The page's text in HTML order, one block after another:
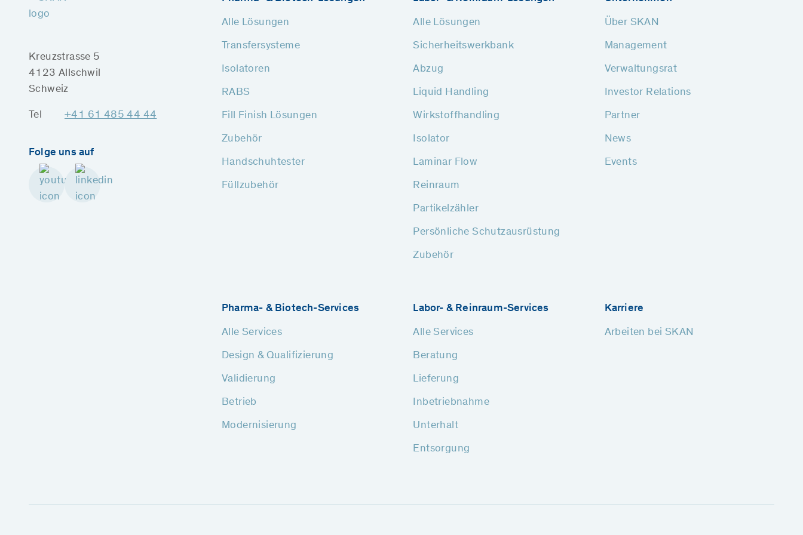
Kreuzstrasse 5
4123 Allschwil
Schweiz
Tel +41 61 485 44 44
Folge uns auf
Alle Lösungen
Transfersysteme
Isolatoren
RABS
Fill Finish Lösungen
Zubehör
Handschuhtester
Füllzubehör
Alle Lösungen
Sicherheitswerkbank
Abzug
Liquid Handling
Wirkstoffhandling
Isolator
Laminar Flow
Reinraum
Partikelzähler
Persönliche Schutzausrüstung
Zubehör
Über SKAN
Management
Verwaltungsrat
Investor Relations
Partner
News
Events
Pharma- & Biotech-Services
Alle Services
Design & Qualifizierung
Validierung
Betrieb
Modernisierung
Labor- & Reinraum-Services
Alle Services
Beratung
Lieferung
Inbetriebnahme
Unterhalt
Entsorgung
Karriere
Arbeiten bei SKAN